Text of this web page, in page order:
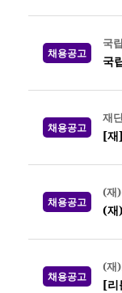
채용공고
국
국
채용공고
재
[재
채용공고
(재
(재
채용공고
(재
[리